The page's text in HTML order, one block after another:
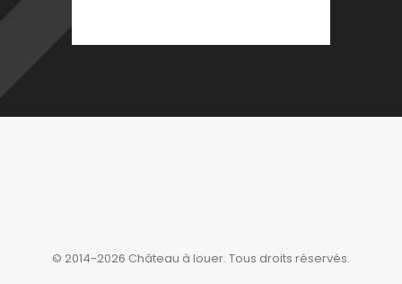
© 2014-2026 Château à louer. Tous droits réservés.